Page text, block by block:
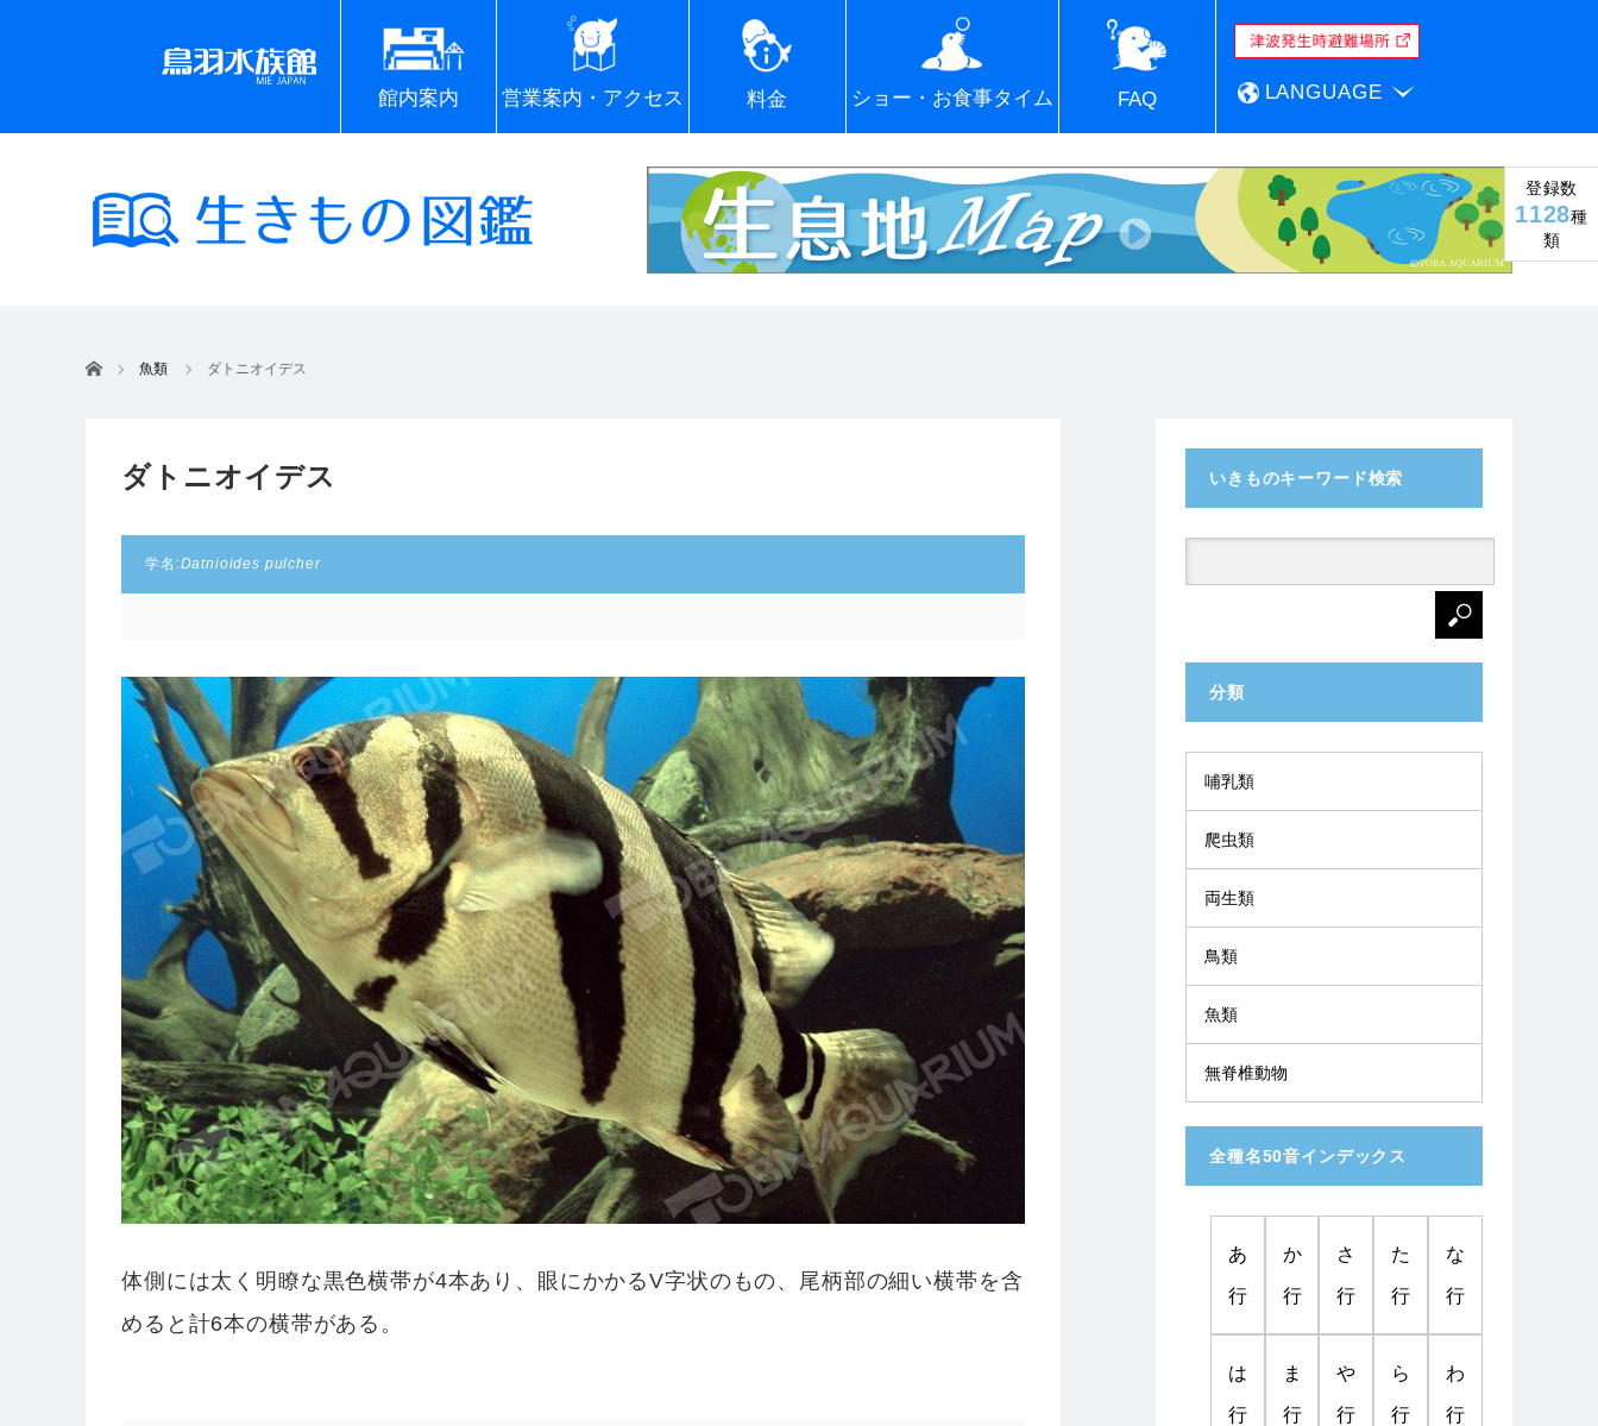
館内案内 営業案内・アクセス 料金 ショー・お食事タイム FAQ LANGUAGE
登録数
1128種
類
ホーム 魚類 ダトニオイデス
ダトニオイデス
学名:Datnioides pulcher
体側には太く明瞭な黒色横帯が4本あり、眼にかかるV字状のもの、尾柄部の細い横帯を含
めると計6本の横帯がある。
いきものキーワード検索
分類
哺乳類
爬虫類
両生類
鳥類
魚類
無脊椎動物
全種名50音インデックス
あ
行
か
行
さ
行
た
行
な
行
は
行
ま
行
や
行
ら
行
わ
行